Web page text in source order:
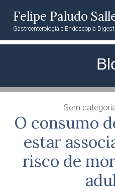
Felipe Paludo
Gastroenterologia e Endoscopia
Sem
O consumo
estar
risco de